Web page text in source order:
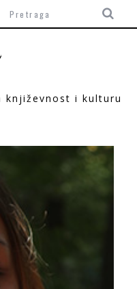
književnost i kulturu